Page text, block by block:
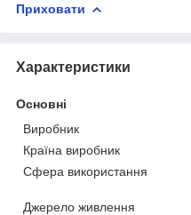
Приховати
Характеристики
Основні
Виробник
Країна виробник
Сфера використання
Джерело живлення